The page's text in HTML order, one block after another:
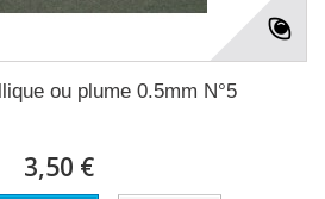
ou plume 0.5mm N°5
3,50 €